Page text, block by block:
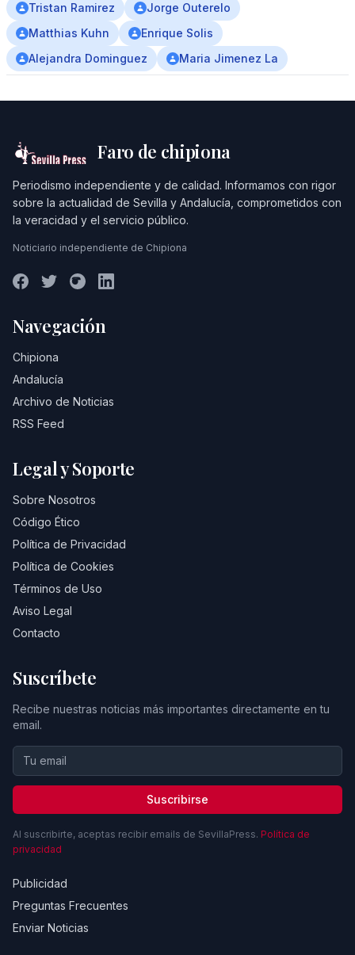
Tristan Ramirez
Jorge Outerelo
Matthias Kuhn
Enrique Solis
Alejandra Dominguez
Maria Jimenez La
Faro de chipiona
Periodismo independiente y de calidad. Informamos con rigor
sobre la actualidad de Sevilla y Andalucía, comprometidos con
la veracidad y el servicio público.
Noticiario independiente de Chipiona
Navegación
Chipiona
Andalucía
Archivo de Noticias
RSS Feed
Legal y Soporte
Sobre Nosotros
Código Ético
Política de Privacidad
Política de Cookies
Términos de Uso
Aviso Legal
Contacto
Suscríbete
Recibe nuestras noticias más importantes directamente en tu
email.
Suscribirse
Al suscribirte, aceptas recibir emails de SevillaPress. Política de
privacidad
Publicidad
Preguntas Frecuentes
Enviar Noticias